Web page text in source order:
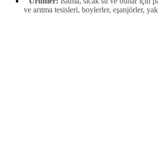
ve arıtma tesisleri, boylerler, eşanjörler,